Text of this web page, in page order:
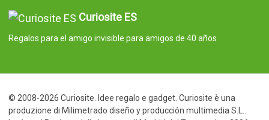
Curiosite ES
Regalos para el amigo invisible para amigos de 40 años
© 2008-2026 Curiosite. Idee regalo e gadget. Curiosite è una
produzione di Milimetrado diseño y producción multimedia S.L..